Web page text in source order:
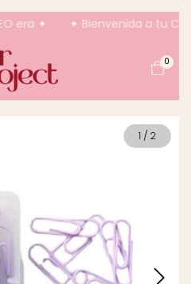
era ✦ ✦ Bienvenida a tu
0
1 / 2